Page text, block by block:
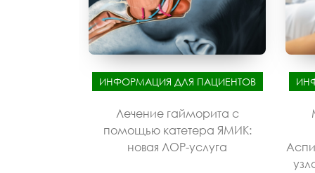
ИНФОРМАЦИЯ ДЛЯ ПАЦИЕНТОВ
Лечение гайморита с
помощью катетера ЯМИК:
новая ЛОР-услуга